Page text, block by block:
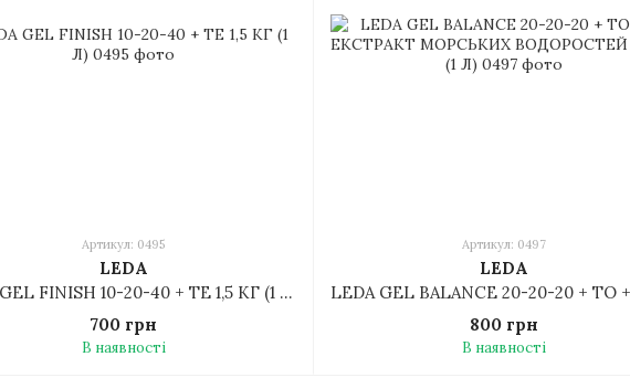
Артикул: 0495
LEDA
LEDA GEL FINISH 10-20-40 + TE 1,5 КГ (1 Л)
700 грн
В наявності
Артикул: 0497
LEDA
800 грн
В наявності